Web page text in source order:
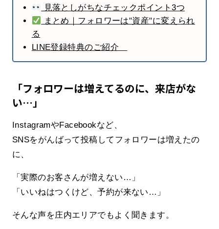
見落としがちなチェックポイント3つ
まとめ｜フォロワーは"資産"に変えられ
る
LINE登録特典のご紹介
「フォロワーは増えてるのに、来店がな
い…」
InstagramやFacebookなど、
SNSをがんばって投稿してフォロワーは増えたの
に、
「実際のお客さんが増えない…」
「いいねはつくけど、予約が来ない…」
そんな声を庄内エリアでもよく聞きます。